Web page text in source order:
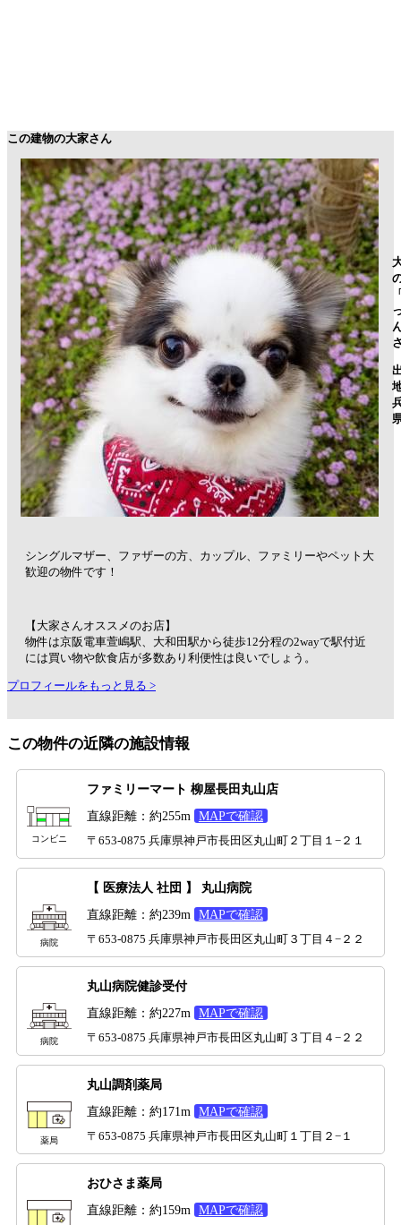
この建物の大家さん
シングルマザー、ファザーの方、カップル、ファミリーやペット大
歓迎の物件です！
【大家さんオススメのお店】
物件は京阪電車萱嶋駅、大和田駅から徒歩12分程の2wayで駅付近
には買い物や飲食店が多数あり利便性は良いでしょう。
プロフィールをもっと見る >
この物件の近隣の施設情報
コンビニ
ファミリーマート 柳屋長田丸山店
直線距離：約255m MAPで確認
〒653-0875 兵庫県神戸市長田区丸山町２丁目１−２１
病院
【 医療法人 社団 】 丸山病院
直線距離：約239m MAPで確認
〒653-0875 兵庫県神戸市長田区丸山町３丁目４−２２
病院
丸山病院健診受付
直線距離：約227m MAPで確認
〒653-0875 兵庫県神戸市長田区丸山町３丁目４−２２
薬局
丸山調剤薬局
直線距離：約171m MAPで確認
〒653-0875 兵庫県神戸市長田区丸山町１丁目２−１
おひさま薬局
直線距離：約159m MAPで確認